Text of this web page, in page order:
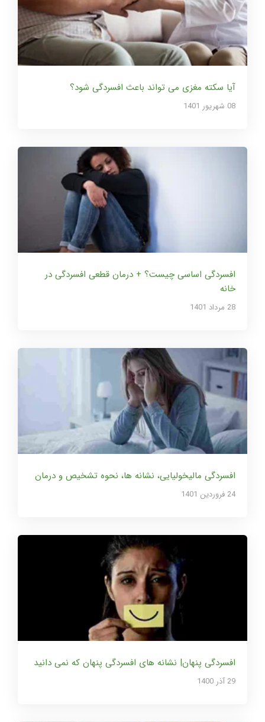
آیا سکته مغزی می تواند باعث افسردگی شود؟
08 شهریور 1401
افسردگی اساسی چیست؟ + درمان قطعی افسردگی در
خانه
28 مرداد 1401
افسردگی مالیخولیایی، نشانه ها، نحوه تشخیص و درمان
24 فروردین 1401
افسردگی پنهان| نشانه های افسردگی پنهان که نمی دانید
29 آذر 1400